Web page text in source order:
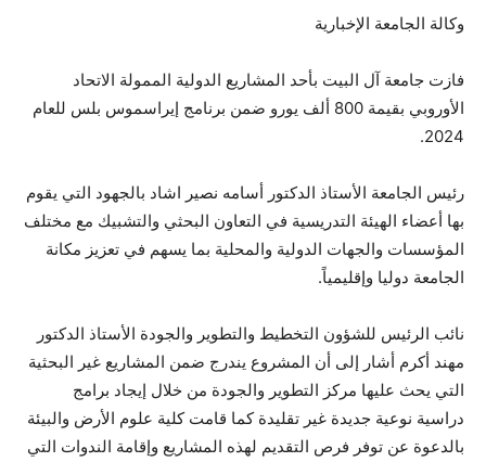
وكالة الجامعة الإخبارية
فازت جامعة آل البيت بأحد المشاريع الدولية الممولة الاتحاد
الأوروبي بقيمة 800 ألف يورو ضمن برنامج إيراسموس بلس للعام
2024.
رئيس الجامعة الأستاذ الدكتور أسامه نصير اشاد بالجهود التي يقوم
بها أعضاء الهيئة التدريسية في التعاون البحثي والتشبيك مع مختلف
المؤسسات والجهات الدولية والمحلية بما يسهم في تعزيز مكانة
الجامعة دوليا وإقليمياً.
نائب الرئيس للشؤون التخطيط والتطوير والجودة الأستاذ الدكتور
مهند أكرم أشار إلى أن المشروع يندرج ضمن المشاريع غير البحثية
التي يحث عليها مركز التطوير والجودة من خلال إيجاد برامج
دراسية نوعية جديدة غير تقليدة كما قامت كلية علوم الأرض والبيئة
بالدعوة عن توفر فرص التقديم لهذه المشاريع وإقامة الندوات التي